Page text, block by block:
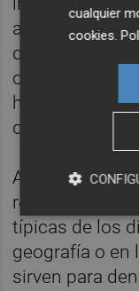
adquisición,
denominar
o alimentos
huertos y
quedarse.
Además,
regional: se
típicas de los
geografía o en
sirven para
cualquier
cookies .